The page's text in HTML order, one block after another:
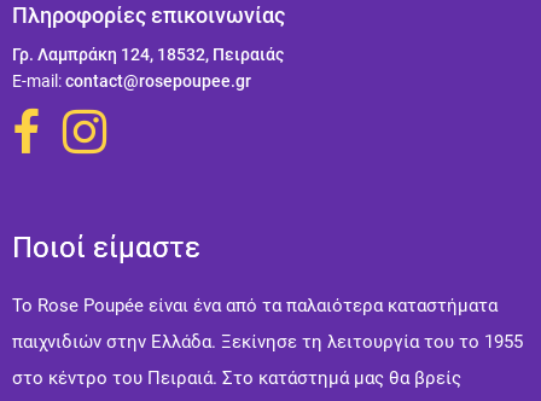
Πληροφορίες επικοινωνίας
Γρ. Λαμπράκη 124, 18532, Πειραιάς
Ε-mail:contact@rosepoupee.gr
Ποιοί είμαστε
Το Rose Poupée είναι ένα από τα παλαιότερα καταστήματα
παιχνιδιών στην Ελλάδα. Ξεκίνησε τη λειτουργία του το 1955
στο κέντρο του Πειραιά. Στo κατάστημά μας θα βρείς